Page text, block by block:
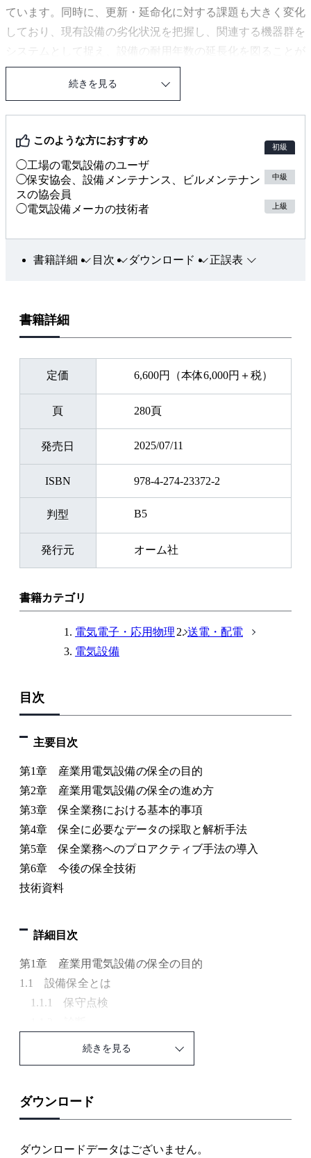
ています。同時に、更新・延命化に対する課題も大きく変化
しており、現有設備の劣化状況を把握し、関連する機器群を
システムとして捉え、設備の耐用年数の延長化を図ることが
取り上げられています。
本書は、電気設備を電気設備システムとして捉え、どのよ
です。
〈本書のポイント〉
・機器構成の部品展開から劣化プロセスの明確化、機器の生
・今後の保全方法の提案として、オンライン診断に基づく状
・新素材・新技術の導入した新世代機器への対応を行った。
※本書は2006年出版の『工場電気設備』を現在の知見や情報
続きを見る
このような方におすすめ
◯工場の電気設備のユーザ
◯保安協会、設備メンテナンス、ビルメンテナン
スの協会員
◯電気設備メーカの技術者
初級
中級
上級
書籍詳細 目次 ダウンロード 正誤表
書籍詳細
定価 6,600円（本体6,000円＋税）
頁 280頁
発売日 2025/07/11
ISBN 978-4-274-23372-2
判型 B5
発行元 オーム社
書籍カテゴリ
電気電子・応用物理
送電・配電
電気設備
目次
主要目次
第1章 産業用電気設備の保全の目的
第2章 産業用電気設備の保全の進め方
第3章 保全業務における基本的事項
第4章 保全に必要なデータの採取と解析手法
第5章 保全業務へのプロアクティブ手法の導入
第6章 今後の保全技術
技術資料
詳細目次
第1章 産業用電気設備の保全の目的
1.1 設備保全とは
1.1.1 保守点検
1.1.3 更新
1.2.2 産業用電気設備の保全の課題
1.2.3 従来機器の課題について保全への反映
続きを見る
ダウンロード
ダウンロードデータはございません。